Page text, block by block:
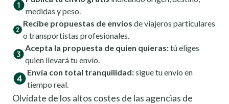
medidas y peso.
Recibe propuestas de envíos de viajeros particulares
o transportistas profesionales.
Acepta la propuesta de quien quieras:tú eliges
quien llevará tu envío.
Envía con total tranquilidad:sigue tu envío en
tiempo real.
Olvídate de los altos costes de las agencias de